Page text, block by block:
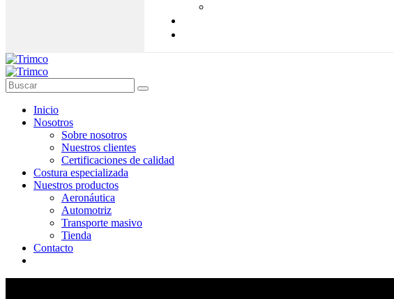
Inicio
Nosotros
Sobre nosotros
Nuestros clientes
Certificaciones de calidad
Costura especializada
Nuestros productos
Aeronáutica
Automotriz
Transporte masivo
Tienda
Contacto